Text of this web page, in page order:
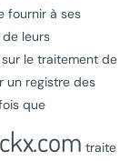
fournir à ses
leurs
le traitement de
un registre des
que
traite